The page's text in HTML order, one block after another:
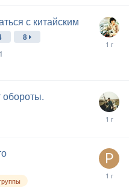
с китайским
8
обороты.